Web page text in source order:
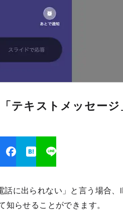
テキストメッセー
に出られない」と言う場合
らせることができます。